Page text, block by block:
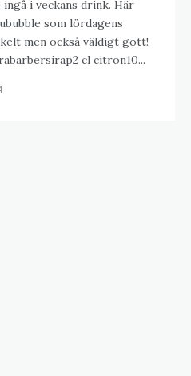
i veckans drink. Här
som lördagens
men också väldigt gott!
cl citron10...